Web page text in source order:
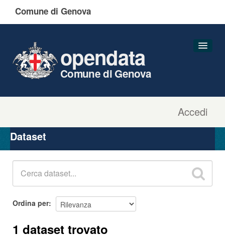
Comune di Genova
Accedi
opendata
Comune di Genova
Organizzazioni
Gruppi
Dataset
Ordina per
1 dataset trovato